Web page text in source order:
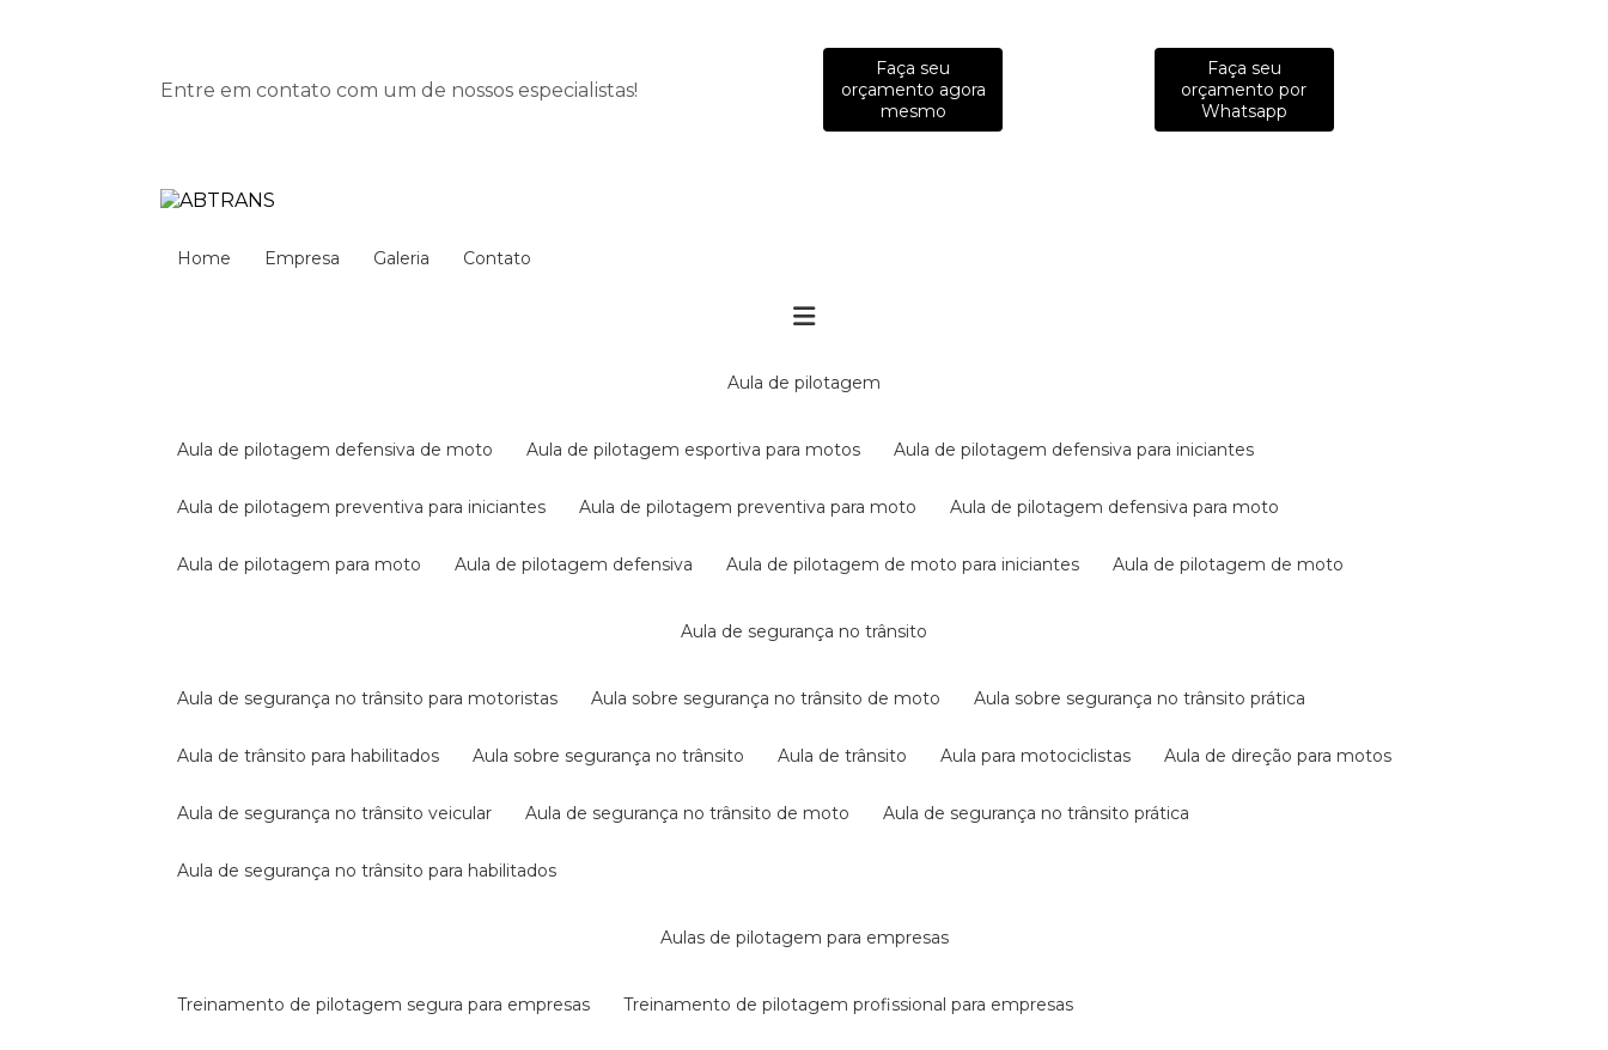
Entre em contato com um de nossos especialistas!
Faça seu
orçamento agora
mesmo
Faça seu
orçamento por
Whatsapp
Home Empresa Galeria Contato
aula de pilotagem
aula de pilotagem defensiva de moto aula de pilotagem esportiva para motos aula de pilotagem defensiva para iniciantes
aula de pilotagem preventiva para iniciantes aula de pilotagem preventiva para moto aula de pilotagem defensiva para moto
aula de pilotagem para moto aula de pilotagem defensiva aula de pilotagem de moto para iniciantes aula de pilotagem de moto
aula de segurança no trânsito
aula de segurança no trânsito para motoristas aula sobre segurança no trânsito de moto aula sobre segurança no trânsito prática
aula de trânsito para habilitados aula sobre segurança no trânsito aula de trânsito aula para motociclistas aula de direção para motos
aula de segurança no trânsito veicular aula de segurança no trânsito de moto aula de segurança no trânsito prática
aula de segurança no trânsito para habilitados
aulas de pilotagem para empresas
treinamento de pilotagem segura para empresas treinamento de pilotagem profissional para empresas